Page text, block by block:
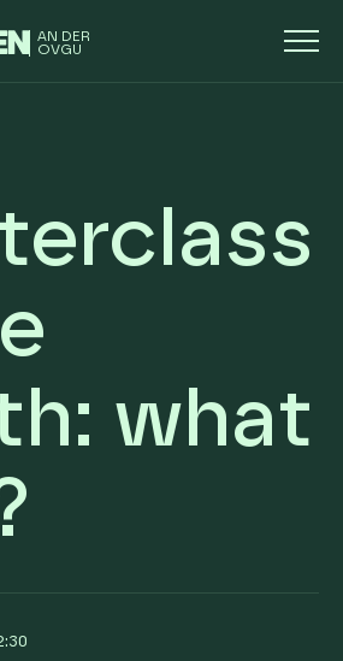
AN DER
OVGU
what